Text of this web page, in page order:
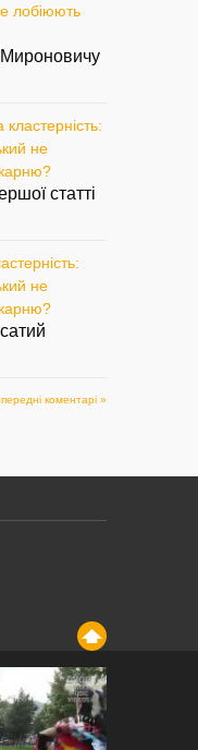
лобіюють
кластерність:
не
статті
не
коментарі »